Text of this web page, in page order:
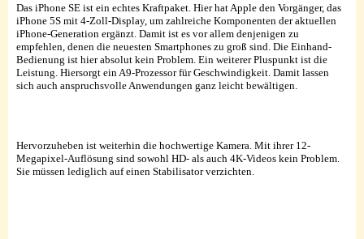
Das iPhone SE ist ein echtes Kraftpaket. Hier hat Apple den Vorgänger, das
iPhone 5S mit 4-Zoll-Display, um zahlreiche Komponenten der aktuellen
iPhone-Generation ergänzt. Damit ist es vor allem denjenigen zu
empfehlen, denen die neuesten Smartphones zu groß sind. Die Einhand-
Bedienung ist hier absolut kein Problem. Ein weiterer Pluspunkt ist die
Leistung. Hiersorgt ein A9-Prozessor für Geschwindigkeit. Damit lassen
sich auch anspruchsvolle Anwendungen ganz leicht bewältigen.
Hervorzuheben ist weiterhin die hochwertige Kamera. Mit ihrer 12-
Megapixel-Auflösung sind sowohl HD- als auch 4K-Videos kein Problem.
Sie müssen lediglich auf einen Stabilisator verzichten.